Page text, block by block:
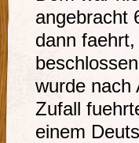
angebracht
dann
wurde nach
Zufall
einem